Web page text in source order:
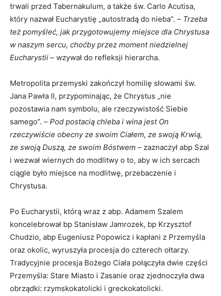
trwali przed Tabernakulum, a także św. Carlo Acutisa,
który nazwał Eucharystię „autostradą do nieba”. – Trzeba
też pomyśleć, jak przygotowujemy miejsce dla Chrystusa
w naszym sercu, choćby przez moment niedzielnej
Eucharystii – wzywał do refleksji hierarcha.
Metropolita przemyski zakończył homilię słowami św.
Jana Pawła II, przypominając, że Chrystus „nie
pozostawia nam symbolu, ale rzeczywistość Siebie
samego”. – Pod postacią chleba i wina jest On
rzeczywiście obecny ze swoim Ciałem, ze swoją Krwią,
ze swoją Duszą, ze swoim Bóstwem – zaznaczył abp Szal
i wezwał wiernych do modlitwy o to, aby w ich sercach
ciągle było miejsce na modlitwę, przebaczenie i
Chrystusa.
Po Eucharystii, którą wraz z abp. Adamem Szalem
koncelebrował bp Stanisław Jamrozek, bp Krzysztof
Chudzio, abp Eugeniusz Popowicz i kapłani z Przemyśla
oraz okolic, wyruszyła procesja do czterech ołtarzy.
Tradycyjnie procesja Bożego Ciała połączyła dwie części
Przemyśla: Stare Miasto i Zasanie oraz zjednoczyła dwa
obrządki: rzymskokatolicki i greckokatolicki.